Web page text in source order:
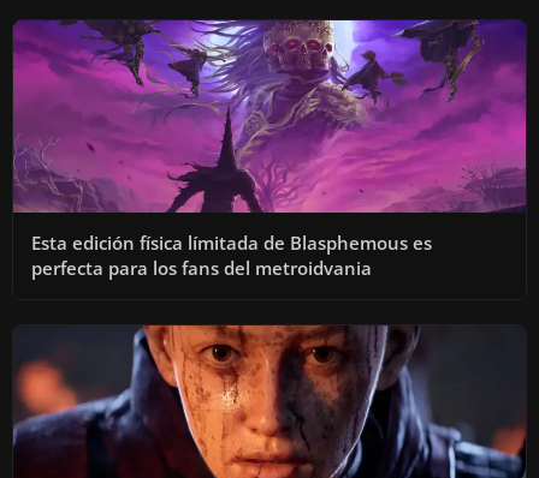
Esta edición física límitada de Blasphemous es
perfecta para los fans del metroidvania